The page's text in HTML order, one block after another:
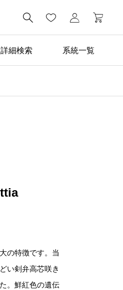

細検索 系統一覧
の手入れ
の特徴です。当
い剣弁高芯咲き
。鮮紅色の遺伝